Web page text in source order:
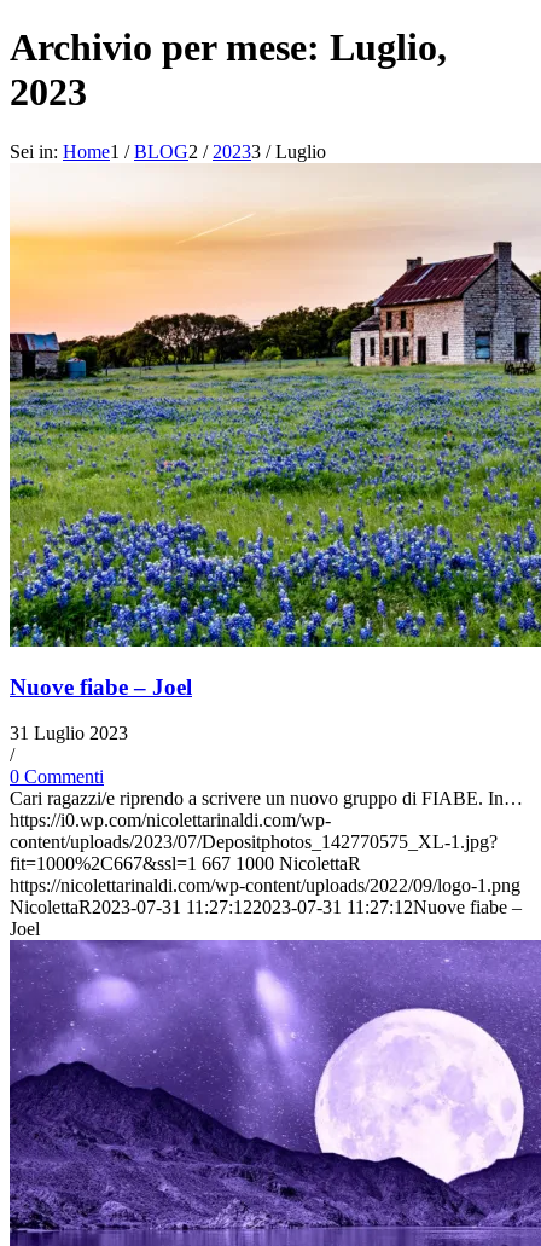
Archivio per mese: Luglio,
2023
Sei in: Home1 / BLOG2 / 20233 / Luglio
Nuove fiabe – Joel
31 Luglio 2023
/
0 Commenti
Cari ragazzi/e riprendo a scrivere un nuovo gruppo di FIABE. In…
https://i0.wp.com/nicolettarinaldi.com/wp-
content/uploads/2023/07/Depositphotos_142770575_XL-1.jpg?
fit=1000%2C667&ssl=1 667 1000 NicolettaR
https://nicolettarinaldi.com/wp-content/uploads/2022/09/logo-1.png
NicolettaR2023-07-31 11:27:122023-07-31 11:27:12Nuove fiabe –
Joel